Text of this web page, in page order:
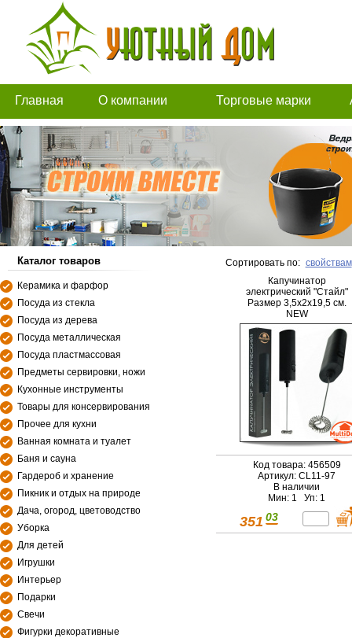
Главная О компании Торговые марки
Каталог товаров
Керамика и фарфор
Посуда из стекла
Посуда из дерева
Посуда металлическая
Посуда пластмассовая
Предметы сервировки, ножи
Кухонные инструменты
Товары для консервирования
Прочее для кухни
Ванная комната и туалет
Баня и сауна
Гардероб и хранение
Пикник и отдых на природе
Дача, огород, цветоводство
Уборка
Для детей
Игрушки
Интерьер
Подарки
Свечи
Фигурки декоративные
Сортировать по: свойствам
Капучинатор
электрический "Стайл"
Размер 3,5х2х19,5 см.
NEW
Код товара: 456509
Артикул: CL11-97
В наличии
Мин: 1 Уп: 1
351 03